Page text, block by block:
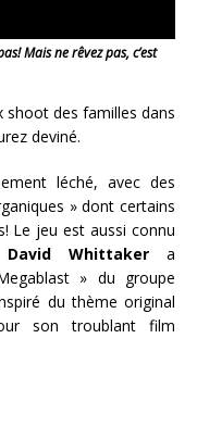
Mais ne rêvez pas, c’est
shoot des familles dans
deviné.
léché, avec des
» dont certains
Le jeu est aussi connu
David Whittaker a
» du groupe
du thème original
son troublant film